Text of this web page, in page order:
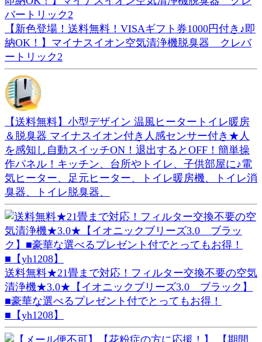
【新色登場！送料無料！VISAギフト券1000円付き♪即
納OK！】マイナスイオン空気清浄機脱臭器 クレバ
ートリック2
【送料無料】小型デザイン 温風ヒータートイレ暖房
＆脱臭器 マイナスイオン付き人感センサー付き★人
を感知し自動スイッチON！退出するとOFF！簡単操
作パネル！キッチン、台所やトイレ、子供部屋に♪電
気ヒーター、足元ヒーター、トイレ暖房機、トイレ消
臭器、トイレ脱臭器、
送料無料★21畳まで対応！フィルター交換不要の空気
清浄機★3.0★【イオニックブリーズ3.0 ブラック】
■豪華な選べるプレゼント付でとってもお得！
■【yh1208】